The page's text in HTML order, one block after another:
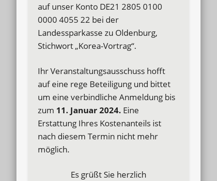
auf unser Konto DE21 2805 0100
0000 4055 22 bei der
Landessparkasse zu Oldenburg,
Stichwort „Korea-Vortrag“.
Ihr Veranstaltungsausschuss hofft
auf eine rege Beteiligung und bittet
um eine verbindliche Anmeldung bis
zum 11. Januar 2024. Eine
Erstattung Ihres Kostenanteils ist
nach diesem Termin nicht mehr
möglich.
Es grüßt Sie herzlich